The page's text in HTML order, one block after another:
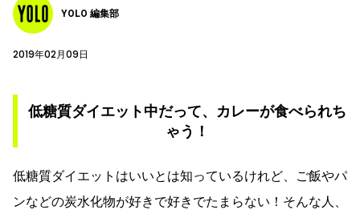
YOLO 編集部
2019年02月09日
低糖質ダイエット中だって、カレーが食べられち
ゃう！
低糖質ダイエットはいいとは知っているけれど、ご飯やパ
ンなどの炭水化物が好きで好きでたまらない！そんな人、